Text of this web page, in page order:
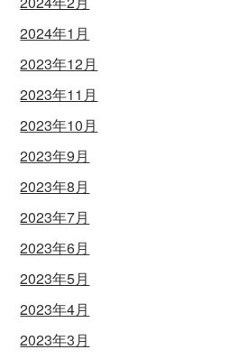
2024年1月
2023年12月
2023年11月
2023年10月
2023年9月
2023年8月
2023年7月
2023年6月
2023年5月
2023年4月
2023年3月